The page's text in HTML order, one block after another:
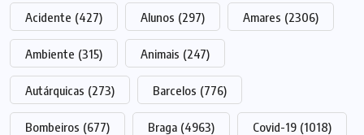
Acidente (427) Alunos (297) Amares (2306)
Ambiente (315) Animais (247)
Autárquicas (273) Barcelos (776)
Bombeiros (677) Braga (4963) Covid-19 (1018)